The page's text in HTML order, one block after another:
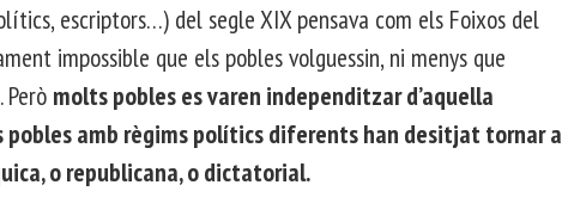
escriptors…) del segle XIX pensava com els Foixos del
impossible que els pobles volguessin, ni menys que
Però molts pobles es varen independitzar d’aquella
pobles amb règims polítics diferents han desitjat tornar a
o republicana, o dictatorial.